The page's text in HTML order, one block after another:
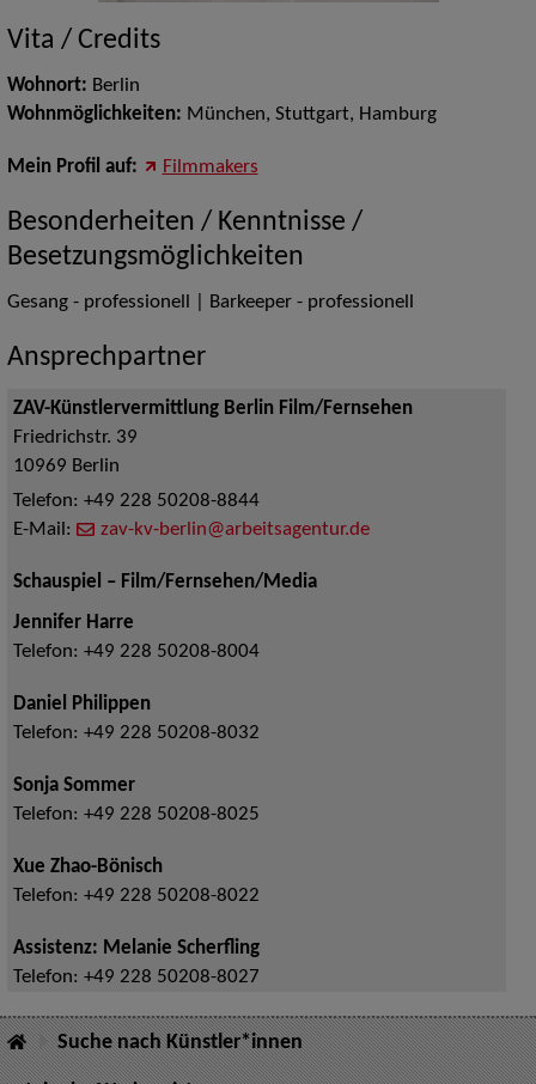
Vita / Credits
Wohnort: Berlin
Wohnmöglichkeiten: München, Stuttgart, Hamburg
Mein Profil auf: Filmmakers
Besonderheiten / Kenntnisse /
Besetzungsmöglichkeiten
Gesang - professionell | Barkeeper - professionell
Ansprechpartner
ZAV-Künstlervermittlung Berlin Film/Fernsehen
Friedrichstr. 39
10969 Berlin
Telefon: +49 228 50208-8844
E-Mail:
zav-kv-berlin@arbeitsagentur.de
Schauspiel – Film/Fernsehen/Media
Jennifer Harre
Telefon: +49 228 50208-8004
Daniel Philippen
Telefon: +49 228 50208-8032
Sonja Sommer
Telefon: +49 228 50208-8025
Xue Zhao-Bönisch
Telefon: +49 228 50208-8022
Assistenz: Melanie Scherfling
Telefon: +49 228 50208-8027
Suche nach Künstler*innen